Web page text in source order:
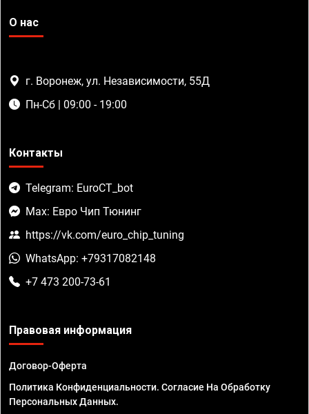
О нас
г. Воронеж, ул. Независимости, 55Д
Пн-Сб | 09:00 - 19:00
Контакты
Telegram: EuroCT_bot
Max: Евро Чип Тюнинг
https://vk.com/euro_chip_tuning
WhatsApp: +79317082148
+7 473 200-73-61
Правовая информация
Договор-Оферта
Политика Конфиденциальности. Согласие На Обработку
Персональных Данных.